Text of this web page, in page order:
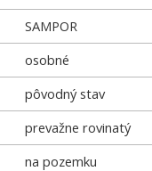
SAMPOR
osobné
pôvodný stav
prevažne rovinatý
na pozemku